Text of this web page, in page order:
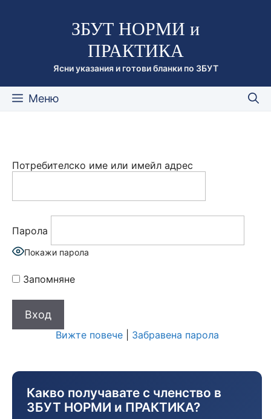
съдържаниетоЗБУТ НОРМИ и
ПРАКТИКА
Ясни указания и готови бланки по ЗБУТ
Меню
Потребителско име или имейл адрес
Парола
Покажи парола
Запомняне
Вижте повече| Забравена парола
Какво получавате с членство в
ЗБУТ НОРМИ и ПРАКТИКА?